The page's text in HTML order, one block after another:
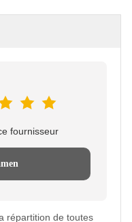
fournisseur
répartition de toutes